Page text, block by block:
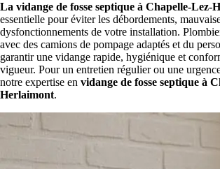
La vidange de fosse septique à Chapelle-Lez-
essentielle pour éviter les débordements,
dysfonctionnements de votre installation.
avec des camions de pompage adaptés et du
garantir une vidange rapide, hygiénique et
vigueur. Pour un entretien régulier ou une
notre expertise en vidange de fosse septique à
Herlaimont.